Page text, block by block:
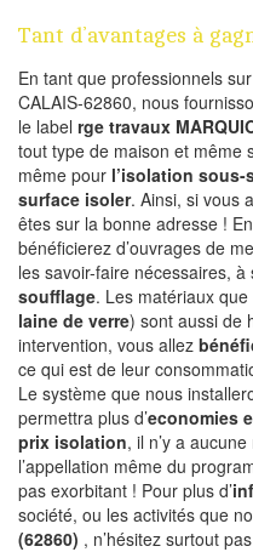
Tant d’avantages à
En tant que professionnels
CALAIS-62860, nous
le label rge travaux
tout type de maison et même
même pour l’isolation sous-
surface isoler. Ainsi, si vous
êtes sur la bonne adresse !
bénéficierez d’ouvrages de
les savoir-faire nécessaires,
soufflage. Les matériaux
laine de verre) sont aussi de
intervention, vous allez
ce qui est de leur
Le système que nous
permettra plus d’economies
prix isolation, il n’y a
l’appellation même du
pas exorbitant ! Pour plus d’
société, ou les activités que
(62860) , n’hésitez surtout